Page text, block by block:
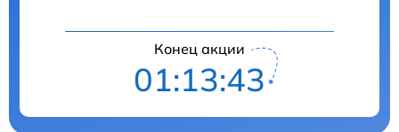
Конец акции
01:13:42